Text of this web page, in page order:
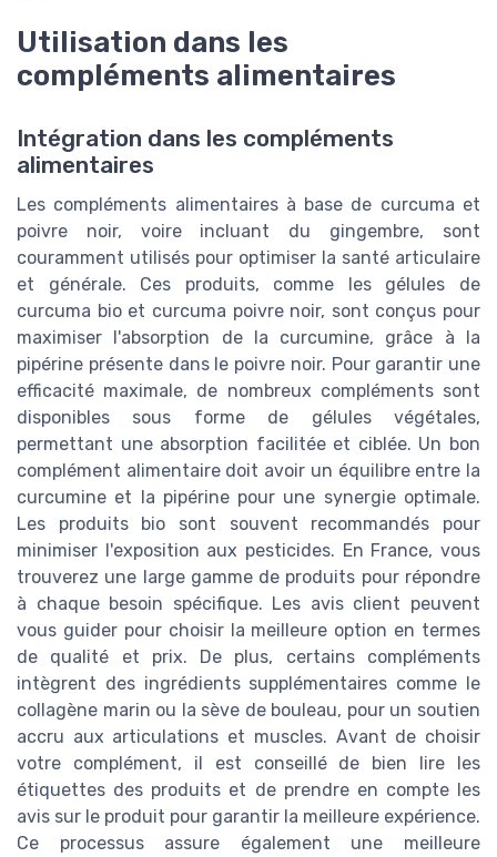
Utilisation dans les
compléments alimentaires
Intégration dans les compléments
alimentaires
Les compléments alimentaires à base de curcuma et
poivre noir, voire incluant du gingembre, sont
couramment utilisés pour optimiser la santé articulaire
et générale. Ces produits, comme les gélules de
curcuma bio et curcuma poivre noir, sont conçus pour
maximiser l'absorption de la curcumine, grâce à la
pipérine présente dans le poivre noir. Pour garantir une
efficacité maximale, de nombreux compléments sont
disponibles sous forme de gélules végétales,
permettant une absorption facilitée et ciblée. Un bon
complément alimentaire doit avoir un équilibre entre la
curcumine et la pipérine pour une synergie optimale.
Les produits bio sont souvent recommandés pour
minimiser l'exposition aux pesticides. En France, vous
trouverez une large gamme de produits pour répondre
à chaque besoin spécifique. Les avis client peuvent
vous guider pour choisir la meilleure option en termes
de qualité et prix. De plus, certains compléments
intègrent des ingrédients supplémentaires comme le
collagène marin ou la sève de bouleau, pour un soutien
accru aux articulations et muscles. Avant de choisir
votre complément, il est conseillé de bien lire les
étiquettes des produits et de prendre en compte les
avis sur le produit pour garantir la meilleure expérience.
Ce processus assure également une meilleure